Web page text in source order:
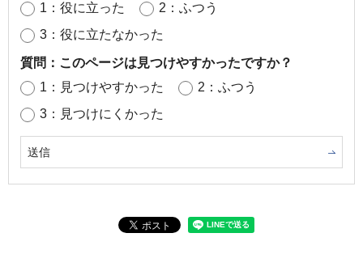
1：役に立った
2：ふつう
3：役に立たなかった
質問：このページは見つけやすかったですか？
1：見つけやすかった
2：ふつう
3：見つけにくかった